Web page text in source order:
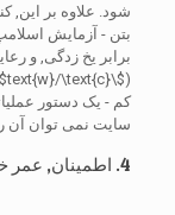
شود. علاوه بر این,
بتن - آزمایش
برابر یخ زدگی, و
(
$\text{w}/\text{c}$
کم - یک دستور
سایت نمی توان آن
4. اطمینان, عمر خدمات, و استراتژی های کاهش پیشرفته